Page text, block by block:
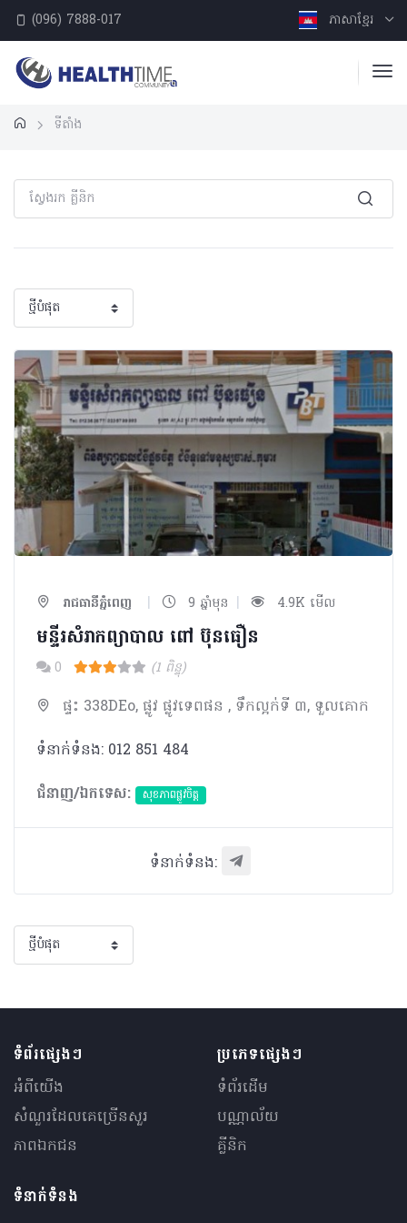
(096) 7888-017 ភាសាខ្មែរ
ទីតាំង
រាជធានីភ្នំពេញ | 9 ឆ្នាំមុន | 4.9K មើល
មន្ទីរសំរាកព្យាបាល ពៅ ប៊ុនធឿន
0 (1 ពិន្ទុ)
ផ្ទះ 338DEo, ផ្លូវ ផ្លូវទេពផន , ទឹកល្អក់ទី ៣, ទួលគោក
ទំនាក់ទំនង: 012 851 484
ជំនាញ/ឯកទេស:
សុខភាពផ្លូវចិត្ត
ទំនាក់ទំនង:
ទំព័រផ្សេងៗ
អំពីយើង
សំណួរ​ដែលគេ​ច្រើន​សួរ
ភាពឯកជន
ប្រភេទផ្សេងៗ
ទំព័រដើម
បណ្ណាល័យ
គ្លីនិក
ទំនាក់ទំនង